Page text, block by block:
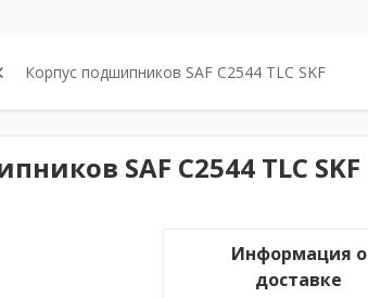
Корпус подшипников SAF C2544 TLC SKF
SAF C2544 TLC SKF
Информация о
доставке